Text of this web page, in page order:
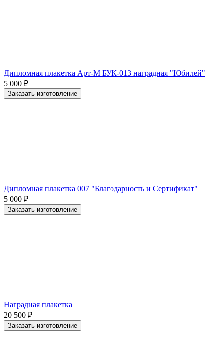
Дипломная плакетка Арт-М БУК-013 наградная "Юбилей"
5 000 ₽
Заказать изготовление
Дипломная плакетка 007 "Благодарность и Сертификат"
5 000 ₽
Заказать изготовление
Наградная плакетка
20 500 ₽
Заказать изготовление